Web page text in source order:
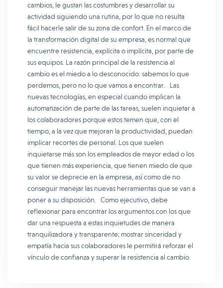
cambios, le gustan las costumbres y desarrollar su
actividad siguiendo una rutina, por lo que no resulta
fácil hacerle salir de su zona de confort. En el marco de
la transformación digital de su empresa, es normal que
encuentre resistencia, explícita o implícita, por parte de
sus equipos. La razón principal de la resistencia al
cambio es el miedo a lo desconocido: sabemos lo que
perdemos, pero no lo que vamos a encontrar. Las
nuevas tecnologías, en especial cuando implican la
automatización de parte de las tareas, suelen inquietar a
los colaboradores porque estos temen que, con el
tiempo, a la vez que mejoran la productividad, puedan
implicar recortes de personal. Los que suelen
inquietarse más son los empleados de mayor edad o los
que tienen más experiencia, que tienen miedo de que
su valor se deprecie en la empresa, así como de no
conseguir manejar las nuevas herramientas que se van a
poner a su disposición. Como ejecutivo, debe
reflexionar para encontrar los argumentos con los que
dar una respuesta a estas inquietudes de manera
tranquilizadora y transparente; mostrar sinceridad y
empatía hacia sus colaboradores le permitirá reforzar el
vínculo de confianza y superar la resistencia al cambio.